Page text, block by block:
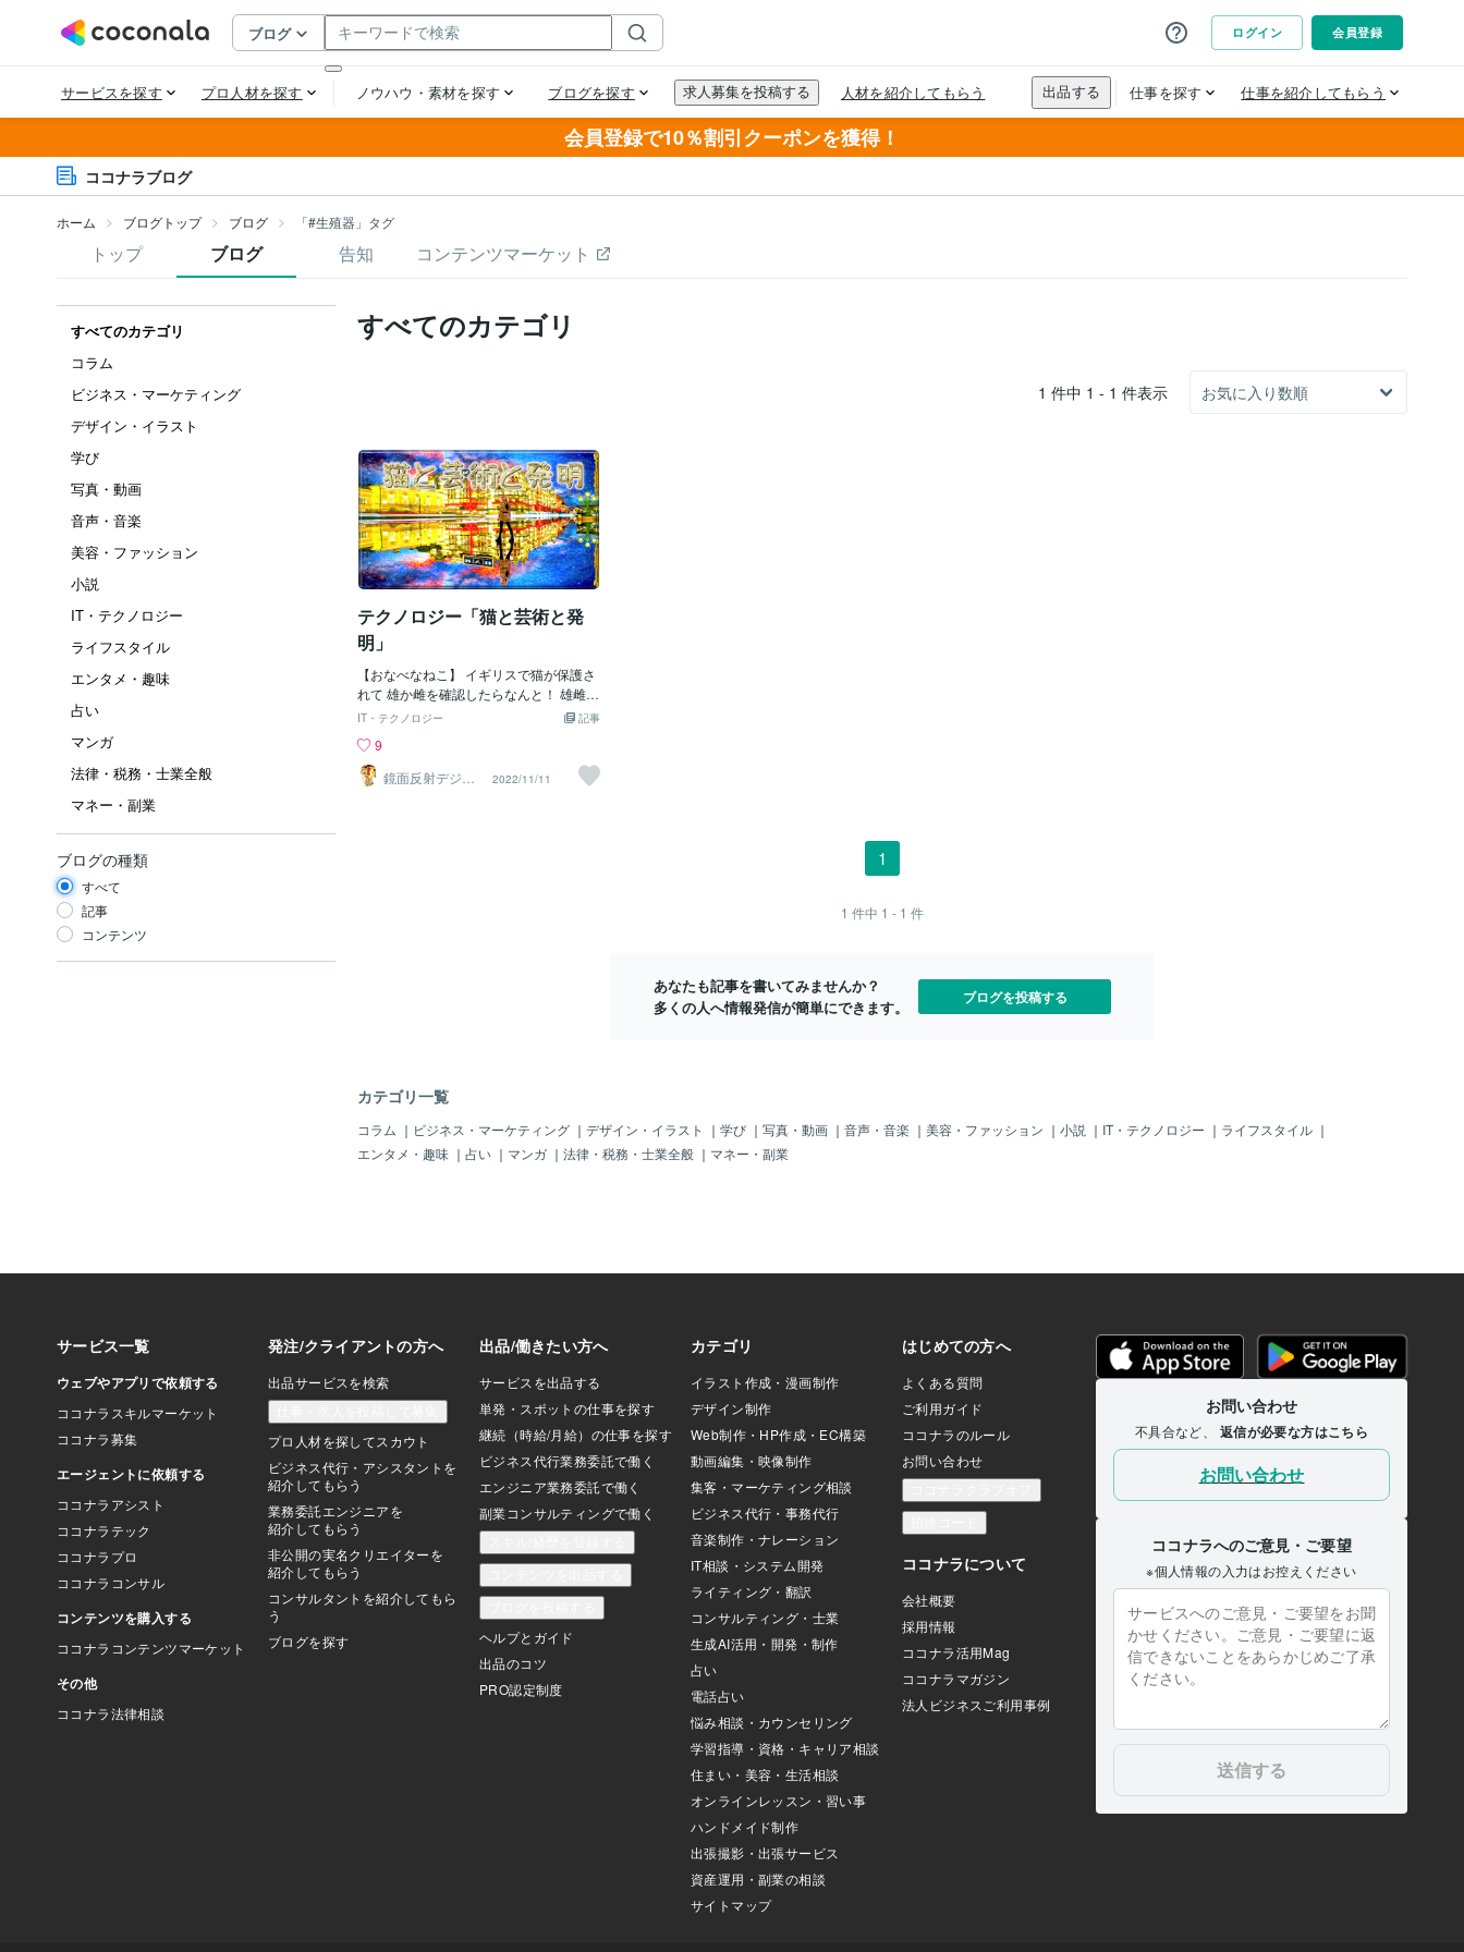
会員登録で10％割引クーポンを獲得！
ココナラブログ
ホーム ブログトップ ブログ 「#生殖器」タグ
トップ ブログ 告知 コンテンツマーケット
すべてのカテゴリ
コラム
ビジネス・マーケティング
デザイン・イラスト
学び
写真・動画
音声・音楽
美容・ファッション
小説
IT・テクノロジー
ライフスタイル
エンタメ・趣味
占い
マンガ
法律・税務・士業全般
マネー・副業
ブログの種類
すべて
記事
コンテンツ
すべてのカテゴリ
1 件中 1 - 1 件表示
テクノロジー「猫と芸術と発
明」
【おなべなねこ】 イギリスで猫が保護さ
れて 雄か雌を確認したらなんと！ 雄雌ど
ちらでもない事が 世界で初めて確認され
は 雄の性器もメスの卵巣も どちらを持ち
合わせてないため 性別のない猫だったの
です。 担当獣医は 「この子猫の状態はき
ます。 〓＝〓＝〓＝〓＝〓＝〓＝〓＝〓
＝〓＝〓 【変人芸術】植物の中に流れる
電気に反応し ロボットアームを不規則に
動かし その腕に剣を握らせてしまった 変
な芸術作品が誕生しました。 生物の中に
カラー電球を 点滅させるインテリアもあ
ります。 この作品を作ったボーエン氏は
「私の作品はさま
記事
IT・テクノロジー
9
鏡面反射デジタ
ルアート製作所
2022/11/11
1
1 件中 1 - 1 件
あなたも記事を書いてみませんか？
多くの人へ情報発信が簡単にできます。
ブログを投稿する
カテゴリ一覧
コラム ｜ ビジネス・マーケティング ｜ デザイン・イラスト ｜ 学び ｜ 写真・動画 ｜ 音声・音楽 ｜ 美容・ファッション ｜ 小説 ｜ IT・テクノロジー ｜ ライフスタイル ｜
エンタメ・趣味 ｜ 占い ｜ マンガ ｜ 法律・税務・士業全般 ｜ マネー・副業